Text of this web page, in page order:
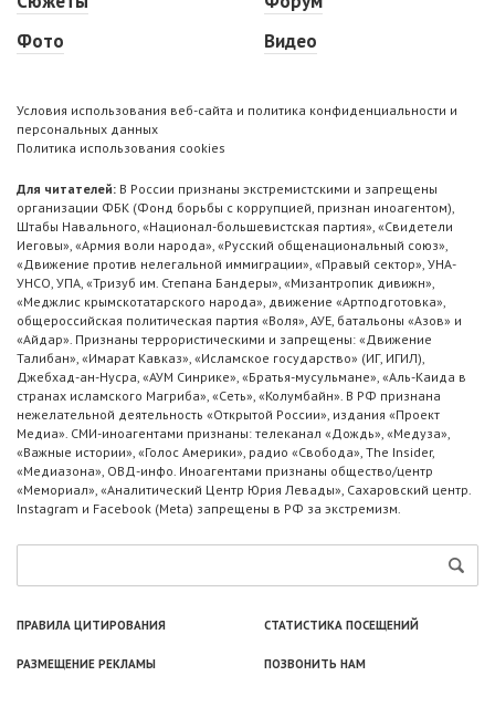
Фото
Видео
Условия использования веб-сайта и политика конфиденциальности и
персональных данных
Политика использования cookies
Для читателей: В России признаны экстремистскими и запрещены
организации ФБК (Фонд борьбы с коррупцией, признан иноагентом),
Штабы Навального, «Национал-большевистская партия», «Свидетели
Иеговы», «Армия воли народа», «Русский общенациональный союз»,
«Движение против нелегальной иммиграции», «Правый сектор», УНА-
УНСО, УПА, «Тризуб им. Степана Бандеры», «Мизантропик дивижн»,
«Меджлис крымскотатарского народа», движение «Артподготовка»,
общероссийская политическая партия «Воля», АУЕ, батальоны «Азов» и
«Айдар». Признаны террористическими и запрещены: «Движение
Талибан», «Имарат Кавказ», «Исламское государство» (ИГ, ИГИЛ),
Джебхад-ан-Нусра, «АУМ Синрике», «Братья-мусульмане», «Аль-Каида в
странах исламского Магриба», «Сеть», «Колумбайн». В РФ признана
нежелательной деятельность «Открытой России», издания «Проект
Медиа». СМИ-иноагентами признаны: телеканал «Дождь», «Медуза»,
«Важные истории», «Голос Америки», радио «Свобода», The Insider,
«Медиазона», ОВД-инфо. Иноагентами признаны общество/центр
«Мемориал», «Аналитический Центр Юрия Левады», Сахаровский центр.
Instagram и Facebook (Metа) запрещены в РФ за экстремизм.
ПРАВИЛА ЦИТИРОВАНИЯ СТАТИСТИКА ПОСЕЩЕНИЙ
РАЗМЕЩЕНИЕ РЕКЛАМЫ ПОЗВОНИТЬ НАМ